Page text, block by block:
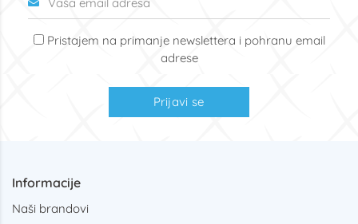
Pristajem na primanje newslettera i pohranu email
adrese
Prijavi se
Informacije
Naši brandovi